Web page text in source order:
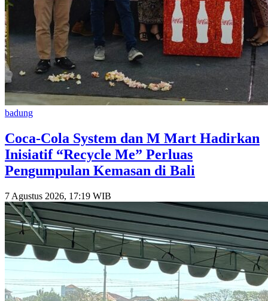
badung
Coca-Cola System dan M Mart Hadirkan
Inisiatif “Recycle Me” Perluas
Pengumpulan Kemasan di Bali
7 Agustus 2026, 17:19 WIB